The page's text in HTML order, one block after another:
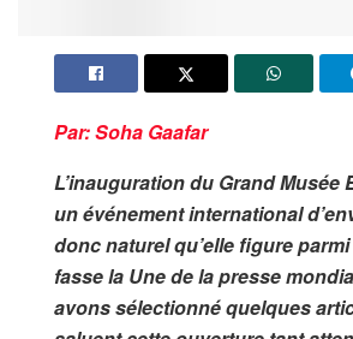
Par: Soha Gaafar
L’inauguration du Grand Musée
un événement international
donc naturel qu’elle figure
fasse la Une de la presse
avons sélectionné quelques